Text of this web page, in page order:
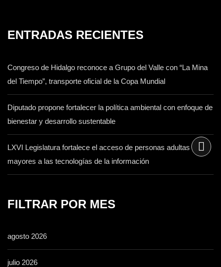
ENTRADAS RECIENTES
Congreso de Hidalgo reconoce a Grupo del Valle con “La Mina
del Tiempo”, transporte oficial de la Copa Mundial
Diputado propone fortalecer la política ambiental con enfoque de
bienestar y desarrollo sustentable
LXVI Legislatura fortalece el acceso de personas adultas
mayores a las tecnologías de la información
FILTRAR POR MES
agosto 2026
julio 2026